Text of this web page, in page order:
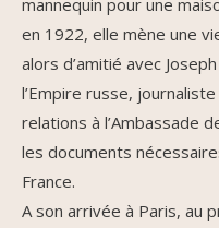
mannequin pour une
en 1922, elle mène une
alors d’amitié avec
l’Empire russe,
relations à l’Ambassade
les documents
France.
A son arrivée à Paris, au